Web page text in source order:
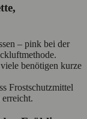
– pink bei der
benötigen kurze
Frostschutzmittel